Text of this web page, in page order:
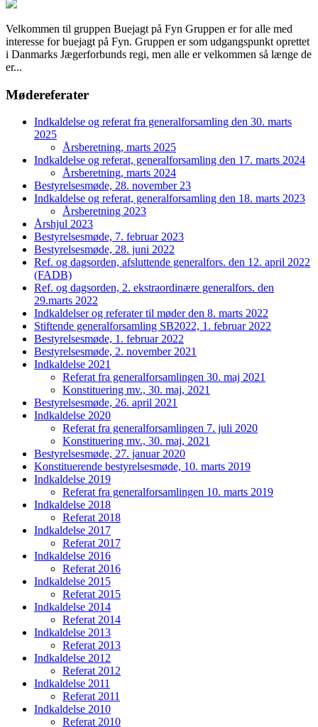
Velkommen til gruppen Buejagt på Fyn Gruppen er for alle med
interesse for buejagt på Fyn. Gruppen er som udgangspunkt oprettet
i Danmarks Jægerforbunds regi, men alle er velkommen så længe de
er...
Mødereferater
Indkaldelse og referat fra generalforsamling den 30. marts
2025
Årsberetning, marts 2025
Indkaldelse og referat, generalforsamling den 17. marts 2024
Årsberetning, marts 2024
Bestyrelsesmøde, 28. november 23
Indkaldelse og referat, generalforsamling den 18. marts 2023
Årsberetning 2023
Årshjul 2023
Bestyrelsesmøde, 7. februar 2023
Bestyrelsesmøde, 28. juni 2022
Ref. og dagsorden, afsluttende generalfors. den 12. april 2022
(FADB)
Ref. og dagsorden, 2. ekstraordinære generalfors. den
29.marts 2022
Indkaldelser og referater til møder den 8. marts 2022
Stiftende generalforsamling SB2022, 1. februar 2022
Bestyrelsesmøde, 1. februar 2022
Bestyrelsesmøde, 2. november 2021
Indkaldelse 2021
Referat fra generalforsamlingen 30. maj 2021
Konstituering mv., 30. maj, 2021
Bestyrelsesmøde, 26. april 2021
Indkaldelse 2020
Referat fra generalforsamlingen 7. juli 2020
Konstituering mv., 30. maj, 2021
Bestyrelsesmøde, 27. januar 2020
Konstituerende bestyrelsesmøde, 10. marts 2019
Indkaldelse 2019
Referat fra generalforsamlingen 10. marts 2019
Indkaldelse 2018
Referat 2018
Indkaldelse 2017
Referat 2017
Indkaldelse 2016
Referat 2016
Indkaldelse 2015
Referat 2015
Indkaldelse 2014
Referat 2014
Indkaldelse 2013
Referat 2013
Indkaldelse 2012
Referat 2012
Indkaldelse 2011
Referat 2011
Indkaldelse 2010
Referat 2010